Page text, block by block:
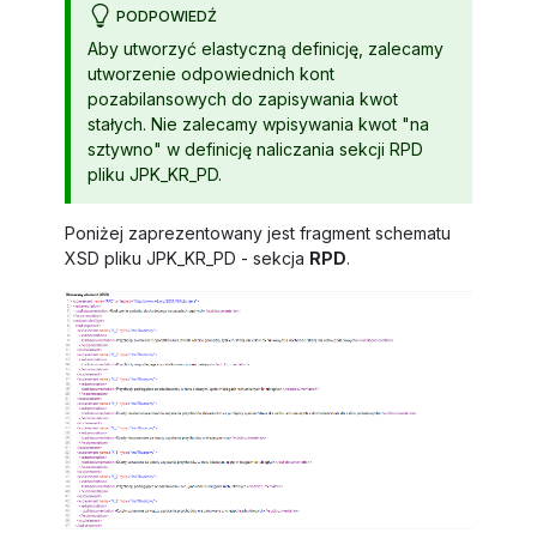
PODPOWIEDŹ
Aby utworzyć elastyczną definicję, zalecamy
utworzenie odpowiednich kont
pozabilansowych do zapisywania kwot
stałych. Nie zalecamy wpisywania kwot "na
sztywno" w definicję naliczania sekcji RPD
pliku JPK_KR_PD.
Poniżej zaprezentowany jest fragment schematu
XSD pliku JPK_KR_PD - sekcja RPD.